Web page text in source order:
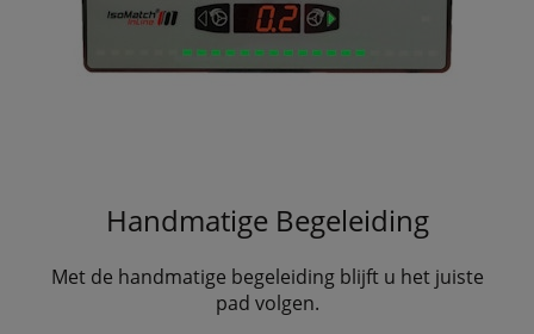
Handmatige Begeleiding
Met de handmatige begeleiding blijft u het juiste
pad volgen.